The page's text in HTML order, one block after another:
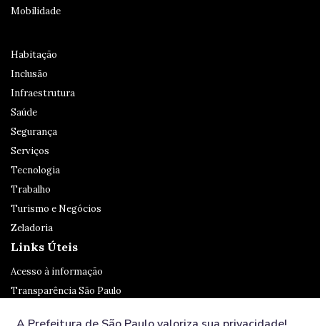
Mobilidade
Habitação
Inclusão
Infraestrutura
Saúde
Segurança
Serviços
Tecnologia
Trabalho
Turismo e Negócios
Zeladoria
Links Úteis
Acesso à informação
Transparência São Paulo